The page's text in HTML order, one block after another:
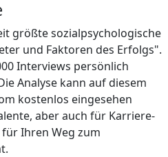
größte sozialpsychologische
und Faktoren des Erfolgs".
Interviews persönlich
Analyse kann auf diesem
kostenlos eingesehen
aber auch für Karriere-
Ihren Weg zum